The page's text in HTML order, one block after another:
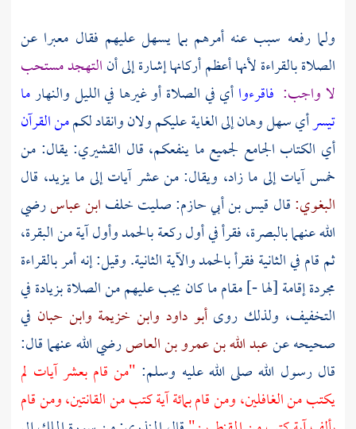
ولما رفعه سبب عنه أمرهم بما يسهل عليهم فقال معبرا عن
الصلاة بالقراءة لأنها أعظم أركانها إشارة إلى أنالتهجد مستحب
لا واجب: فاقرءواأي في الصلاة أو غيرها في الليل والنهارما
تيسرأي سهل وهان إلى الغاية عليكم ولان وانقاد لكممن القرآن
أي الكتاب الجامع لجميع ما ينفعكم، قال القشيري:يقال: من
خمس آيات إلى ما زاد، ويقال: من عشر آيات إلى ما يزيد، قال
البغوي:قال قيس بن أبي حازم:صليت خلفابن عباسرضي
الله عنهمابالبصرة،فقرأ في أول ركعة بالحمد وأول آية من البقرة،
ثم قام في الثانية فقرأ بالحمد والآية الثانية. وقيل: إنه أمر بالقراءة
مجردة إقامة [لها -] مقام ما كان يجب عليهم من الصلاة بزيادة في
التخفيف، ولذلك روىأبو داود وابن خزيمة وابن حبان في
صحيحه عنعبد الله بن عمرو بن العاصرضي الله عنهما قال:
قال رسول الله صلى الله عليه وسلم: "من قام بعشر آيات لم
يكتب من الغافلين، ومن قام بمائة آية كتب من القانتين، ومن قام